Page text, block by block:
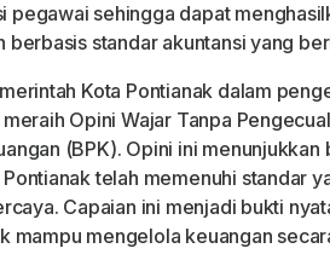
pegawai sehingga dapat
berbasis standar akuntansi yang
Kota Pontianak dalam
Opini Wajar Tanpa
(BPK). Opini ini menunjukkan
telah memenuhi standar
Capaian ini menjadi bukti
mampu mengelola keuangan